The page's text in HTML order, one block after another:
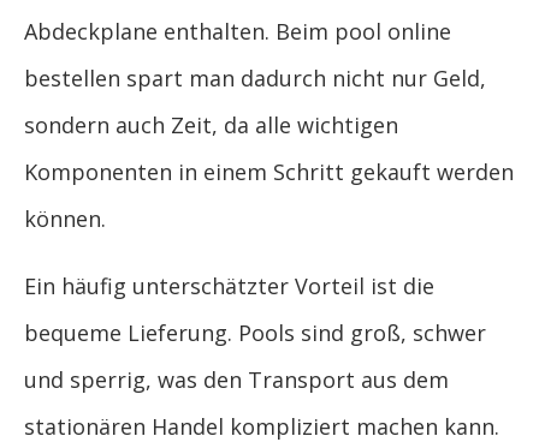
Abdeckplane enthalten. Beim pool online
bestellen spart man dadurch nicht nur Geld,
sondern auch Zeit, da alle wichtigen
Komponenten in einem Schritt gekauft werden
können.
Ein häufig unterschätzter Vorteil ist die
bequeme Lieferung. Pools sind groß, schwer
und sperrig, was den Transport aus dem
stationären Handel kompliziert machen kann.